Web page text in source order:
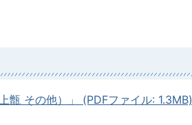
甑 その他）」 (PDFファイル: 1.3MB)